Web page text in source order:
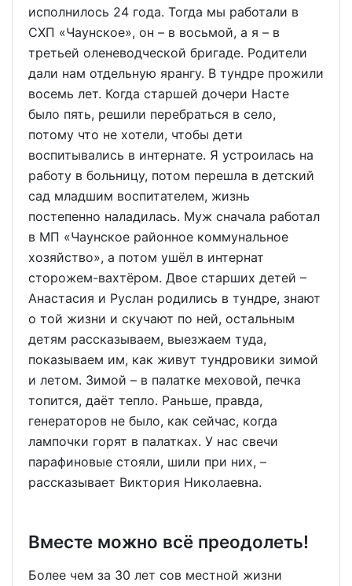
исполнилось 24 года. Тогда мы работали в
СХП «Чаунское», он – в восьмой, а я – в
третьей оленеводческой бригаде. Родители
дали нам отдельную ярангу. В тундре прожили
восемь лет. Когда старшей дочери Насте
было пять, решили перебраться в село,
потому что не хотели, чтобы дети
воспитывались в интернате. Я устроилась на
работу в больницу, потом перешла в детский
сад младшим воспитателем, жизнь
постепенно наладилась. Муж сначала работал
в МП «Чаунское районное коммунальное
хозяйство», а потом ушёл в интернат
сторожем-вахтёром. Двое старших детей –
Анастасия и Руслан родились в тундре, знают
о той жизни и скучают по ней, остальным
детям рассказываем, выезжаем туда,
показываем им, как живут тундровики зимой
и летом. Зимой – в палатке меховой, печка
топится, даёт тепло. Раньше, правда,
генераторов не было, как сейчас, когда
лампочки горят в палатках. У нас свечи
парафиновые стояли, шили при них, –
рассказывает Виктория Николаевна.
Вместе можно всё преодолеть!
Более чем за 30 лет сов местной жизни